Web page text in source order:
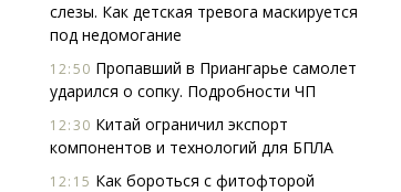
слезы. Как детская тревога маскируется
под недомогание
12:50 Пропавший в Приангарье самолет
ударился о сопку. Подробности ЧП
12:30 Китай ограничил экспорт
компонентов и технологий для БПЛА
12:15 Как бороться с фитофторой